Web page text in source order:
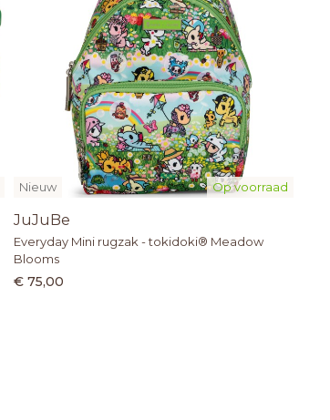
Op voorraad
Nieuw
JuJuBe
Everyday Mini rugzak - tokidoki® Meadow
Blooms
€ 75,00